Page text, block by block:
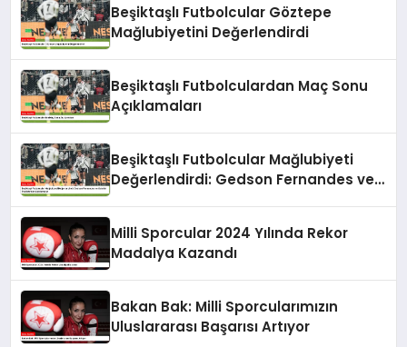
Beşiktaşlı Futbolcular Göztepe
Mağlubiyetini Değerlendirdi
Beşiktaşlı Futbolculardan Maç Sonu
Açıklamaları
Beşiktaşlı Futbolcular Mağlubiyeti
Değerlendirdi: Gedson Fernandes ve
Milli Sporcular 2024 Yılında Rekor
Madalya Kazandı
Bakan Bak: Milli Sporcularımızın
Uluslararası Başarısı Artıyor